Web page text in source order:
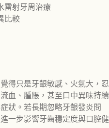
雷射牙周治療
比較
得只是牙齦敏感、火氣大，忍
血、腫脹，甚至口中異味持續
狀。若長期忽略牙齦發炎問
一步影響牙齒穩定度與口腔健